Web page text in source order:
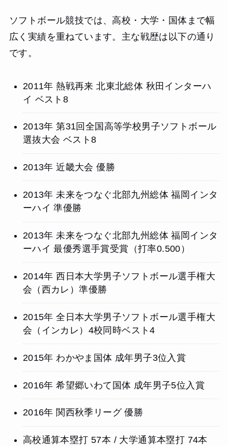
ソフトボール競技では、高校・大学・国体まで幅
広く実績を重ねています。主な戦歴は以下の通り
です。
2011年 熱戦再来 北東北総体 秋田インターハ
イ ベスト8
2013年 第31回全国高等学校男子ソフトボール
選抜大会 ベスト8
2013年 近畿大会 優勝
2013年 未来をつなぐ北部九州総体 福岡インタ
ーハイ 準優勝
2013年 未来をつなぐ北部九州総体 福岡インタ
ーハイ 最優秀選手賞受賞（打率0.500）
2014年 西日本大学男子ソフトボール選手権大
会（西カレ）準優勝
2015年 全日本大学男子ソフトボール選手権大
会（インカレ）4校同時ベスト4
2015年 わかやま国体 成年男子3位入賞
2016年 希望郷いわて国体 成年男子5位入賞
2016年 関西秋季リーグ 優勝
高校通算本塁打 57本 / 大学通算本塁打 74本